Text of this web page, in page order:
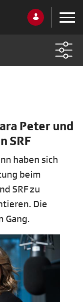
Peter und
SRF
haben sich
beim
SRF zu
Die
Gang.